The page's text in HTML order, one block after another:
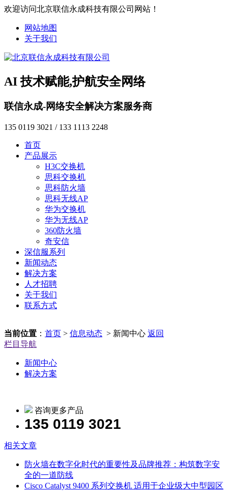
欢迎访问北京联信永成科技有限公司网站！
网站地图
关于我们
AI 技术赋能,护航安全网络
联信永成-网络安全解决方案服务商
135 0119 3021 / 133 1113 2248
首页
产品展示
H3C交换机
思科交换机
思科防火墙
思科无线AP
华为交换机
华为无线AP
360防火墙
奇安信
深信服系列
新闻动态
解决方案
人才招聘
关于我们
联系方式
当前位置 ： 首页 > 信息动态 > 新闻中心 返回
栏目导航
新闻中心
解决方案
咨询更多产品
135 0119 3021
相关文章
防火墙在数字化时代的重要性及品牌推荐：构筑数字安
全的一道防线
Cisco Catalyst 9400 系列交换机 适用于企业级大中型园区